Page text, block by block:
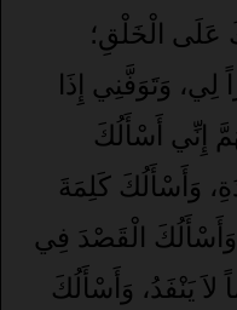
عَلَى الْخَلْقِ؛
لِي، وَتَوَفَّنِي إِذَا
إِنِّي أَسْأَلُكَ
وَأَسْأَلُكَ كَلِمَةَ
الْقَصْدَ فِي
لاَ يَنْفَدُ، وَأَسْأَلُكَ